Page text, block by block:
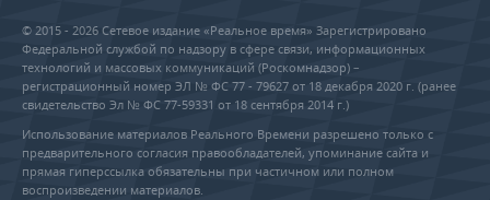
© 2015 - 2026 Сетевое издание «Реальное время» Зарегистрировано
Федеральной службой по надзору в сфере связи, информационных
технологий и массовых коммуникаций (Роскомнадзор) –
регистрационный номер ЭЛ № ФС 77 - 79627 от 18 декабря 2020 г. (ранее
свидетельство Эл № ФС 77-59331 от 18 сентября 2014 г.)
Использование материалов Реального Времени разрешено только с
предварительного согласия правообладателей, упоминание сайта и
прямая гиперссылка обязательны при частичном или полном
воспроизведении материалов.